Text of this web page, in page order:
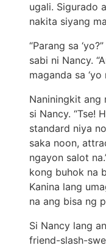
ugali. Sigurado
nakita siyang
“Parang sa
sabi ni Nancy.
maganda sa ‘yo
Naniningkit ang
si Nancy. “Tse!
standard niya
saka noon,
ngayon salot
kong buhok na
Kanina lang
na ang bisa ng
Si Nancy lang
friend-slash-